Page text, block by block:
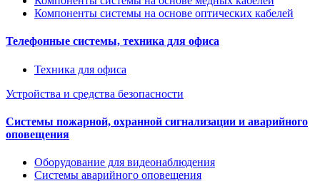
Компоненты системы на основе оптических кабелей
Телефонные системы, техника для офиса
Техника для офиса
Устройства и средства безопасности
Системы пожарной, охранной сигнализации и аварийного
оповещения
Оборудование для видеонаблюдения
Системы аварийного оповещения